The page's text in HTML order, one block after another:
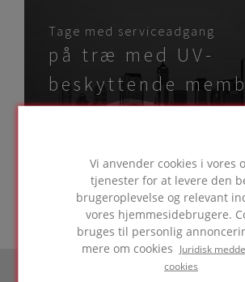
Vi anvender cookies i vores
tjenester for at levere den
brugeroplevelse og relevant
vores hjemmesidebrugere.
bruges til personlig
mere om cookies
Juridisk
cookies
Tage med serviceadgang
på træ med UV-
beskyttende